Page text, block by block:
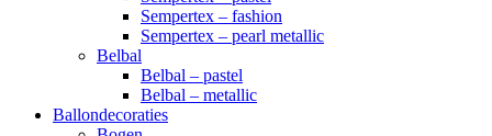
Sempertex – fashion
Sempertex – pearl metallic
Belbal
Belbal – pastel
Belbal – metallic
Ballondecoraties